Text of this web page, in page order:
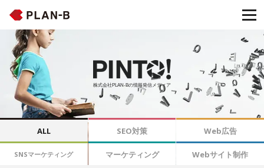
株式会社PLAN-Bの情報発信メディア
ALL SEO対策 Web広告
SNSマーケティング マーケティング Webサイト制作